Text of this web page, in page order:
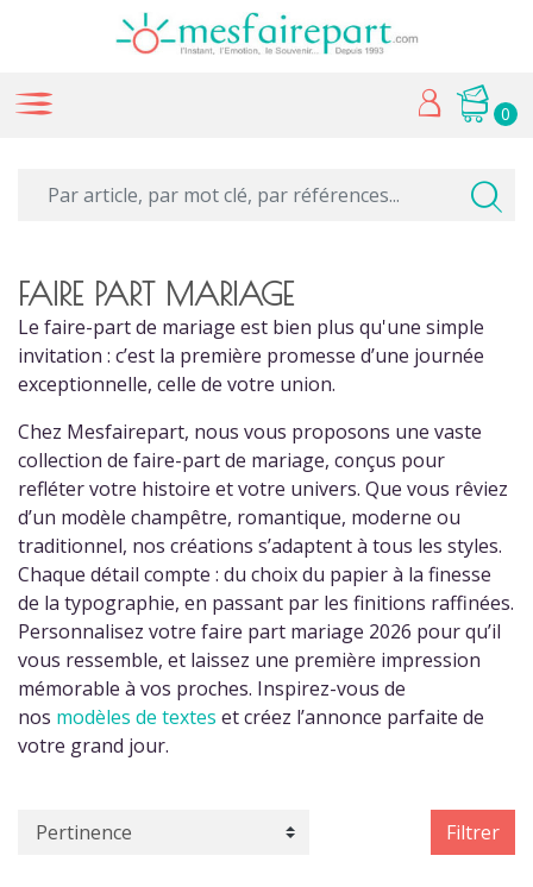
0
FAIRE PART MARIAGE
Le faire-part de mariage est bien plus qu'une simple
invitation : c’est la première promesse d’une journée
exceptionnelle, celle de votre union.
Chez Mesfairepart, nous vous proposons une vaste
collection de faire-part de mariage, conçus pour
refléter votre histoire et votre univers. Que vous rêviez
d’un modèle champêtre, romantique, moderne ou
traditionnel, nos créations s’adaptent à tous les styles.
Chaque détail compte : du choix du papier à la finesse
de la typographie, en passant par les finitions raffinées.
Personnalisez votre faire part mariage 2026 pour qu’il
vous ressemble, et laissez une première impression
mémorable à vos proches. Inspirez-vous de
nos modèles de textes et créez l’annonce parfaite de
votre grand jour.
Filtrer